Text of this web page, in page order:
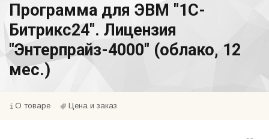
Программа для ЭВМ "1С-
Битрикс24". Лицензия
"Энтерпрайз-4000" (облако, 12
мес.)
О товаре Цена и заказ